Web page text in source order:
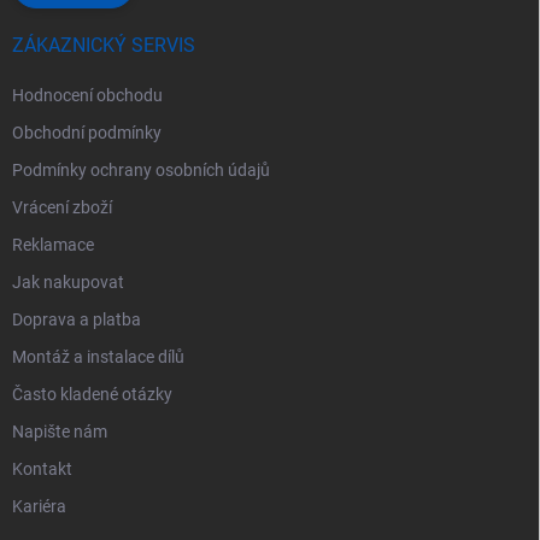
ZÁKAZNICKÝ SERVIS
Hodnocení obchodu
Obchodní podmínky
Podmínky ochrany osobních údajů
Vrácení zboží
Reklamace
Jak nakupovat
Doprava a platba
Montáž a instalace dílů
Často kladené otázky
Napište nám
Kontakt
Kariéra